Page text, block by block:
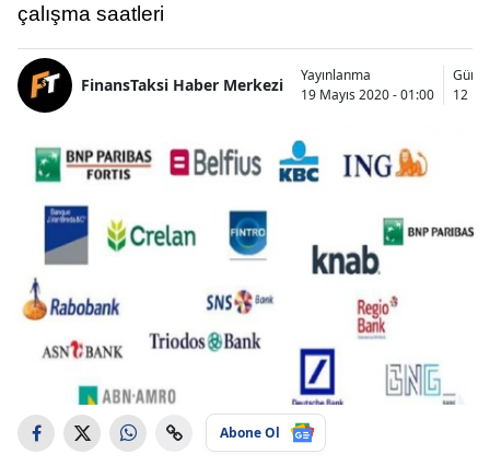
çalışma saatleri
FinansTaksi Haber Merkezi
Yayınlanma
19 Mayıs 2020 - 01:00
12
Abone Ol